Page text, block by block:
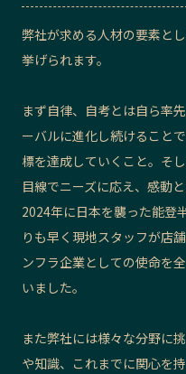
弊社が求める人材の要素と
挙げられます。
まず自律、自考とは自ら率
ーバルに進化し続けること
標を達成していくこと。そ
目線でニーズに応え、感動
2024年に日本を襲った能登
りも早く現地スタッフが店
ンフラ企業としての使命を
いました。
また弊社には様々な分野に
や知識、これまでに関心を